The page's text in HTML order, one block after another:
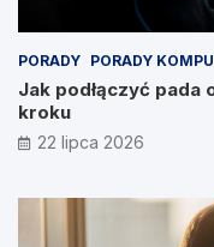
PORADY PORADY
Jak podłączyć pada
kroku
22 lipca 2026